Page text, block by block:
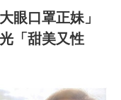
眼口罩正妹」
「甜美又性